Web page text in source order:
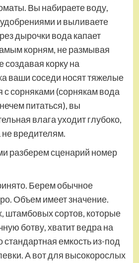
Вы набираете воду,
и выливаете
дырочки вода капает
корням, не размывая
создавая корку на
ваши соседи носят тяжелые
с сорняками (сорнякам вода
питаться), вы
влага уходит глубоко,
не вредителям.
разберем сценарий номер
Берем обычное
Объем имеет значение.
штамбовых сортов, которые
ботву, хватит ведра на
стандартная емкость из-под
А вот для высокорослых